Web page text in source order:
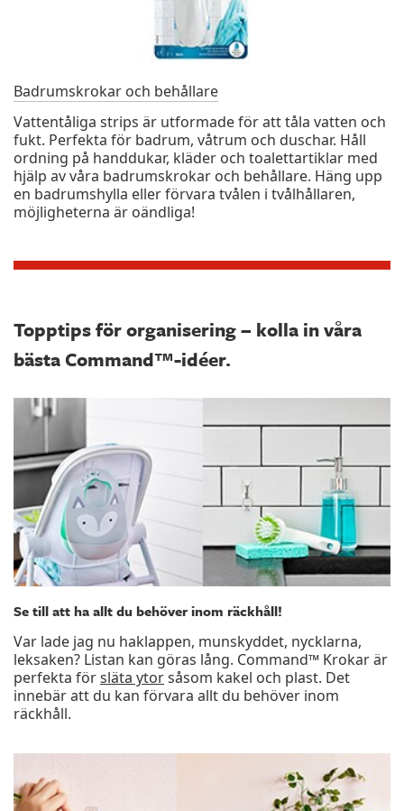
Badrumskrokar och behållare
Vattentåliga strips är utformade för att tåla vatten och
fukt. Perfekta för badrum, våtrum och duschar. Håll
ordning på handdukar, kläder och toalettartiklar med
hjälp av våra badrumskrokar och behållare. Häng upp
en badrumshylla eller förvara tvålen i tvålhållaren,
möjligheterna är oändliga!
Topptips för organisering – kolla in våra
bästa Command™-idéer.
Se till att ha allt du behöver inom räckhåll!
Var lade jag nu haklappen, munskyddet, nycklarna,
leksaken? Listan kan göras lång. Command™ Krokar är
perfekta försläta ytorsåsom kakel och plast. Det
innebär att du kan förvara allt du behöver inom
räckhåll.